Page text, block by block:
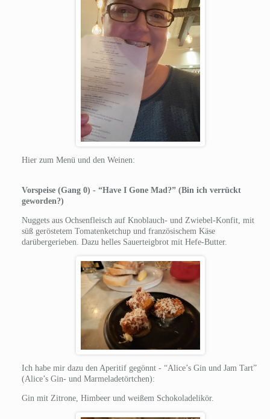
Hier zum Menü und den Weinen:
Vorspeise (Gang 0) - “Have I Gone Mad?” (Bin ich verrückt
geworden?)
Nuggets aus Ochsenfleisch auf Knoblauch- und Zwiebel-Konfit, mit
süß geröstetem Tomatenketchup und französischem Käse
darübergerieben. Dazu helles Sauerteigbrot mit Hefe-Butter.
Ich habe mir dazu den Aperitif gegönnt - “Alice’s Gin und Jam Tart”
(Alice’s Gin- und Marmeladetörtchen):
Gin mit Zitrone, Himbeer und weißem Schokoladelikör.